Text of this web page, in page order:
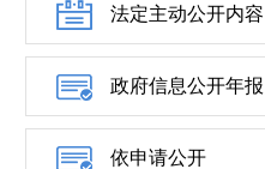
法定主动公开内容
政府信息公开年报
依申请公开